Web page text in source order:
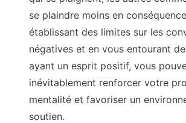
se plaindre moins en
établissant des limites sur les
négatives et en vous entourant
ayant un esprit positif, vous
inévitablement renforcer votre
mentalité et favoriser un
soutien.